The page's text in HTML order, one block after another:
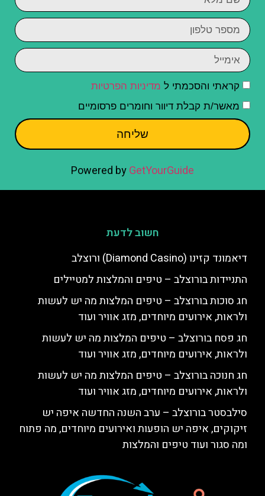
קראתי והסכמתי ל מדיניות הפרטיות
מאשר/ת קבלת דיוור וחומרים פרסומיים
שליחה
Powered byGetYourGuide
חשוב לדעת
דיאמונד קזינו (Diamond Casino) ורוצלב
התניידות בורוצלב – טיפים והמלצות למטיילים
חג סוכות בורוצלב – טיפים המלצות מה יש לעשות
ולראות, אירועים מיוחדים, מזג אוויר ועוד
חג פסח בורוצלב – טיפים המלצות מה יש לעשות
ולראות, אירועים מיוחדים, מזג אוויר ועוד
חג חנוכה בורוצלב – טיפים המלצות מה יש לעשות
ולראות, אירועים מיוחדים, מזג אוויר ועוד
סילבסטר בורוצלב – ערב השנה החדשה איפה יש
זיקוקים, איפה יש הופעות ואירועים מיוחדים, מה פתוח
ומה סגור ועוד טיפים והמלצות